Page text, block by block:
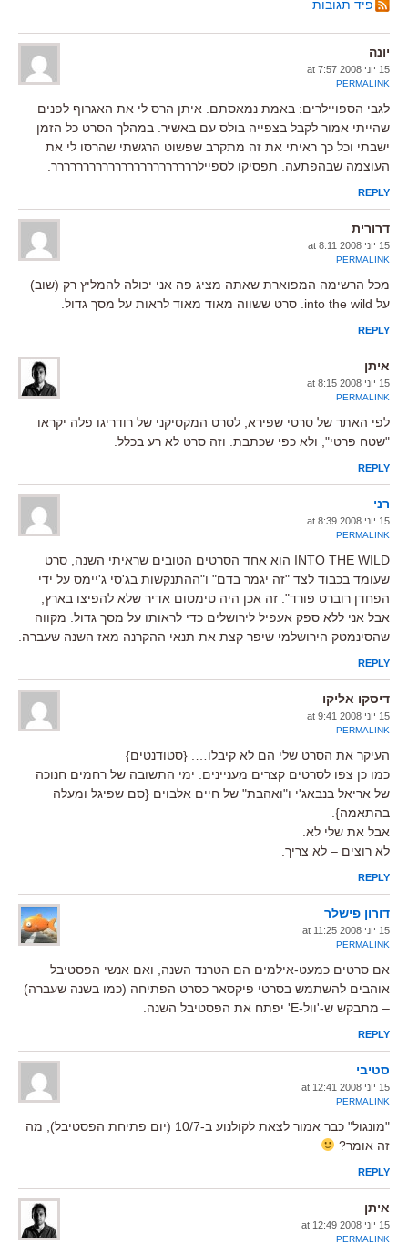
פיד תגובות
יונה
15 יוני 2008 at 7:57
PERMALINK
לגבי הספויילרים: באמת נמאסתם. איתן הרס לי את האגרוף לפנים
שהייתי אמור לקבל בצפייה בולס עם באשיר. במהלך הסרט כל הזמן
ישבתי וכל כך ראיתי את זה מתקרב שפשוט הרגשתי שהרסו לי את
העוצמה שבהפתעה. תפסיקו לספיילררררררררררררררררררררררר.
REPLY
דרורית
15 יוני 2008 at 8:11
PERMALINK
מכל הרשימה המפוארת שאתה מציג פה אני יכולה להמליץ רק (שוב)
על into the wild. סרט ששווה מאוד מאוד לראות על מסך גדול.
REPLY
איתן
15 יוני 2008 at 8:15
PERMALINK
לפי האתר של סרטי שפירא, לסרט המקסיקני של רודריגו פלה יקראו
"שטח פרטי", ולא כפי שכתבת. וזה סרט לא רע בכלל.
REPLY
רני
15 יוני 2008 at 8:39
PERMALINK
INTO THE WILD הוא אחד הסרטים הטובים שראיתי השנה, סרט
שעומד בכבוד לצד "זה יגמר בדם" ו"ההתנקשות בג'סי ג'יימס על ידי
הפחדן רוברט פורד". זה אכן היה טימטום אדיר שלא להפיצו בארץ,
אבל אני ללא ספק אעפיל לירושלים כדי לראותו על מסך גדול. מקווה
שהסינמטק הירושלמי שיפר קצת את תנאי ההקרנה מאז השנה שעברה.
REPLY
דיסקו אליקו
15 יוני 2008 at 9:41
PERMALINK
העיקר את הסרט שלי הם לא קיבלו…. {סטודנטים}
כמו כן צפו לסרטים קצרים מעניינים. ימי התשובה של רחמים חנוכה
של אריאל בנבאג'י ו"ואהבת" של חיים אלבוים {סם שפיגל ומעלה
בהתאמה}.
אבל את שלי לא.
לא רוצים – לא צריך.
REPLY
דורון פישלר
15 יוני 2008 at 11:25
PERMALINK
אם סרטים כמעט-אילמים הם הטרנד השנה, ואם אנשי הפסטיבל
אוהבים להשתמש בסרטי פיקסאר כסרט הפתיחה (כמו בשנה שעברה)
– מתבקש ש-'וול-E' יפתח את הפסטיבל השנה.
REPLY
סטיבי
15 יוני 2008 at 12:41
PERMALINK
"מונגול" כבר אמור לצאת לקולנוע ב-10/7 (יום פתיחת הפסטיבל), מה
זה אומר?
REPLY
איתן
15 יוני 2008 at 12:49
PERMALINK